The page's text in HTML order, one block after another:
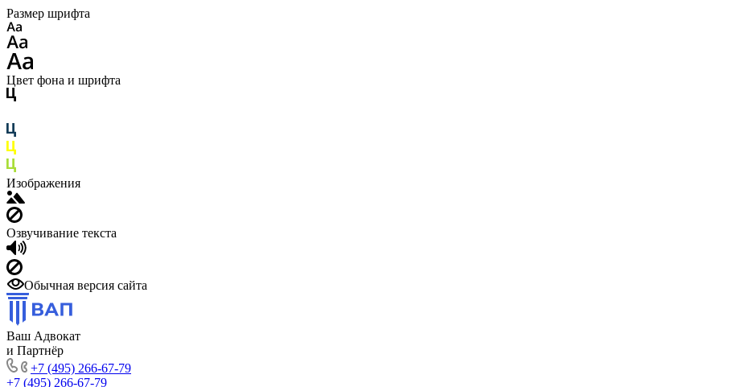
Размер шрифта
Цвет фона и шрифта
Изображения
Озвучивание текста
Обычная версия сайта
Ваш Адвокат
и Партнёр
+7 (495) 266-67-79
+7 (495) 266-67-79